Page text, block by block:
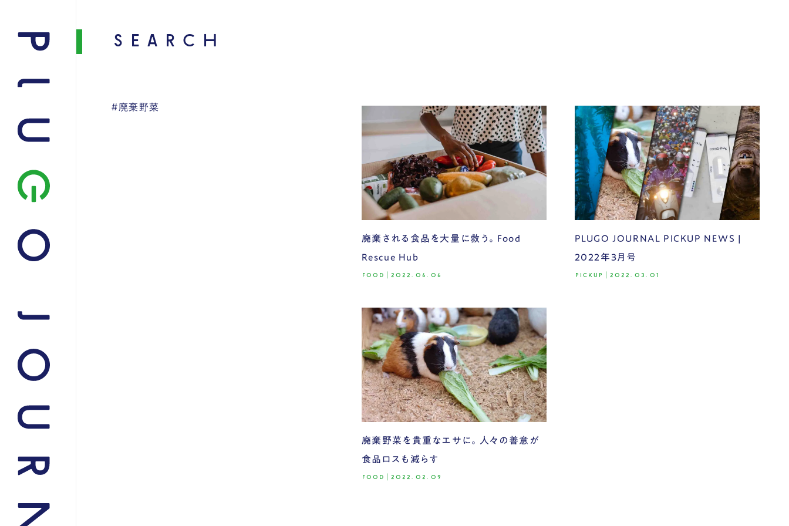
SEARCH
#廃棄野菜
廃棄される食品を大量に救う。Food
Rescue Hub
FOOD 2022.06.06
PLUGO JOURNAL PICKUP NEWS |
2022年3月号
PICKUP 2022.03.01
廃棄野菜を貴重なエサに。人々の善意が
食品ロスも減らす
FOOD 2022.02.09